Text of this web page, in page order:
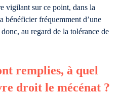
vigilant sur ce point, dans la
bénéficier fréquemment d’une
au regard de la tolérance de
remplies, à quel
droit le mécénat ?